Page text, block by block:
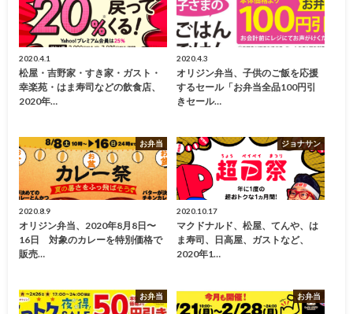
2020.4.1
松屋・吉野家・すき家・ガスト・
幸楽苑・はま寿司などの飲食店、
2020年…
2020.4.3
オリジン弁当、子供のご飯を応援
するセール「お弁当全品100円引
きセール…
お弁当
2020.8.9
オリジン弁当、2020年8月8日〜
16日 対象のカレーを特別価格で
販売…
ジョナサン
2020.10.17
マクドナルド、松屋、てんや、は
ま寿司、日高屋、ガストなど、
2020年1…
お弁当 お弁当